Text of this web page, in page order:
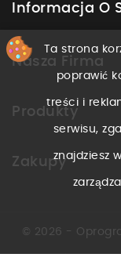
Informacja O
Nasza Firma
Produkty
Zakupy
Ta strona
poprawić
treści i
serwisu,
znajdziesz
© 2026 -